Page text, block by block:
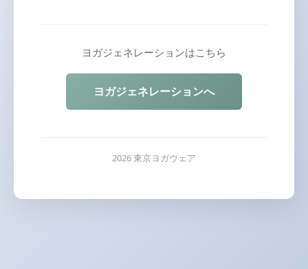
ヨガジェネレーションはこちら
ヨガジェネレーションへ
2026 東京ヨガウェア